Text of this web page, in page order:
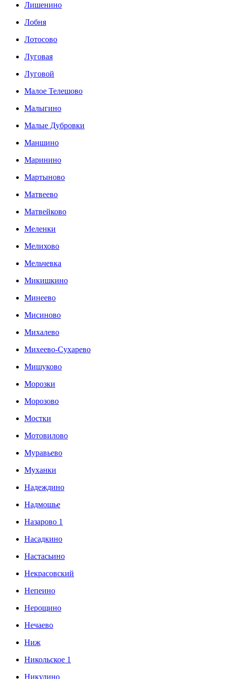
Лишенино
Лобня
Лотосово
Луговая
Луговой
Малое Телешово
Малыгино
Малые Дубровки
Маншино
Маринино
Мартыново
Матвеево
Матвейково
Меленки
Мелихово
Мельчевка
Микишкино
Минеево
Мисиново
Михалево
Михеево-Сухарево
Мишуково
Морозки
Морозово
Мостки
Мотовилово
Муравьево
Муханки
Надеждино
Надмошье
Назарово 1
Насадкино
Настасьино
Некрасовский
Непеино
Нерощино
Нечаево
Ниж
Никольское 1
Никулино